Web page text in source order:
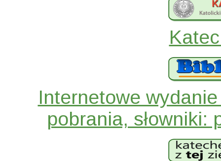
Internetowe
pobrania, słowniki: